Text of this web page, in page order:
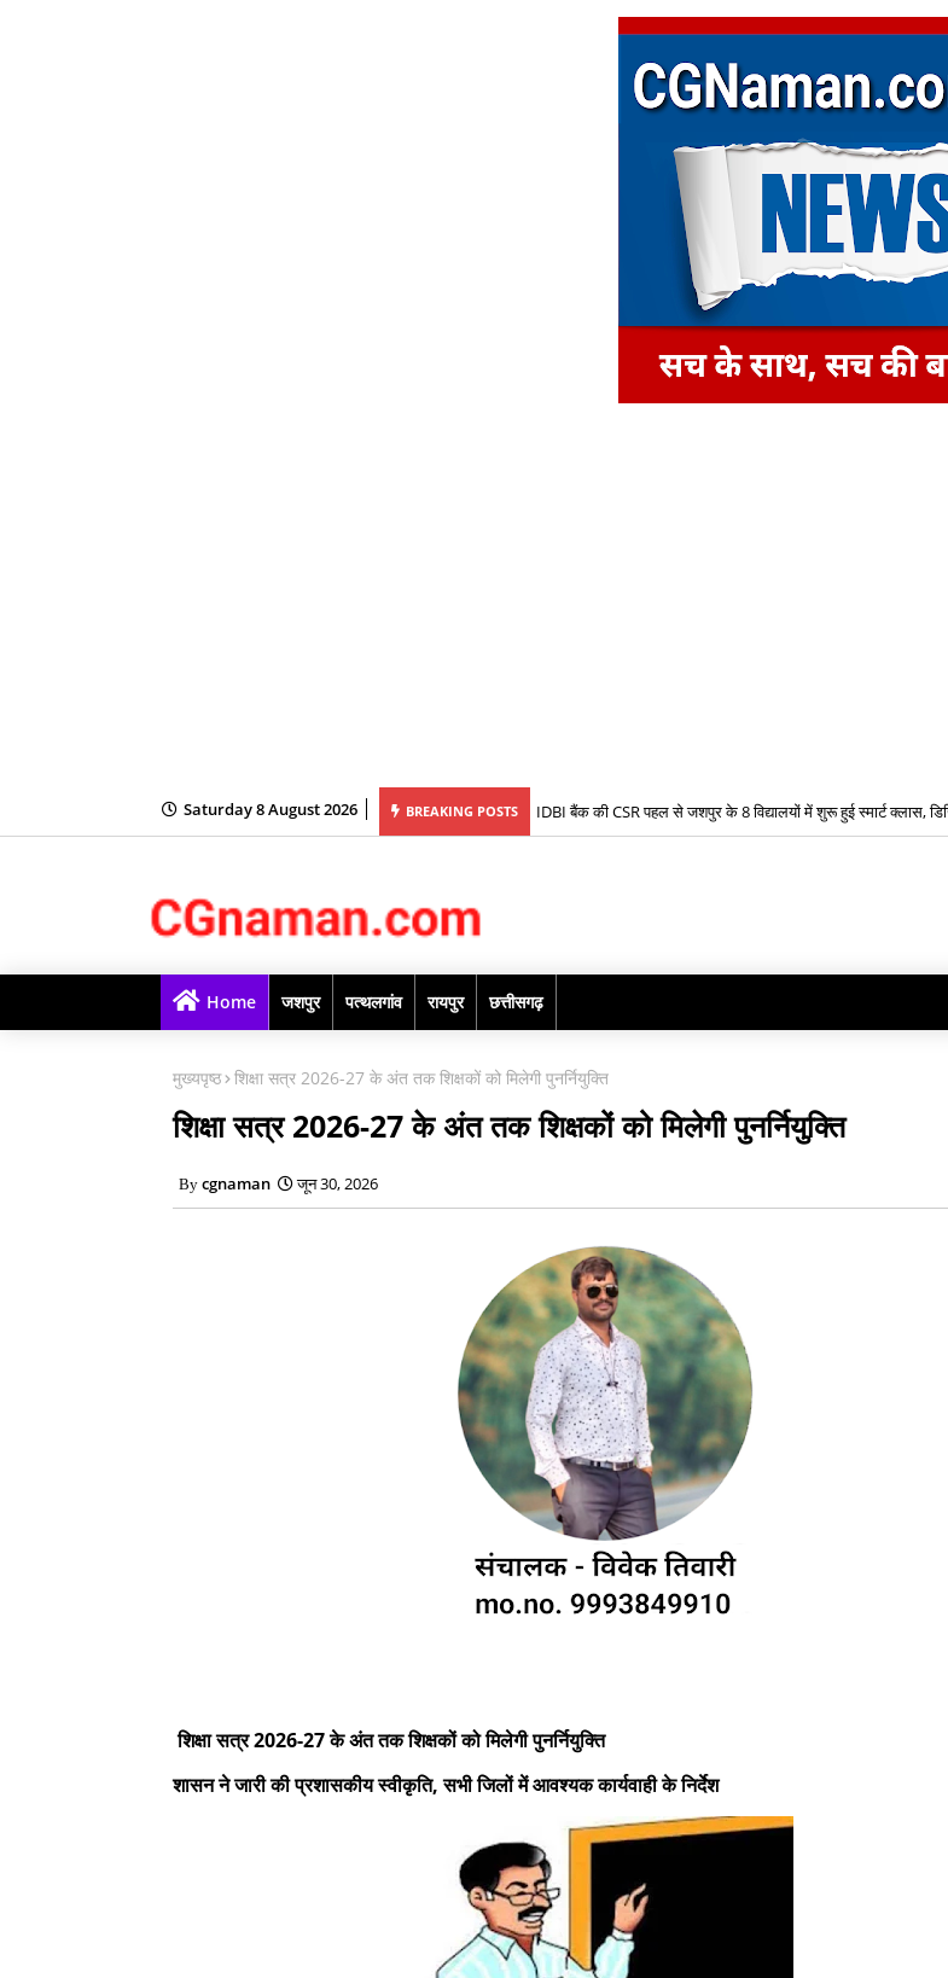
Saturday 8 August 2026 BREAKING POSTS
शीघ्रलेखन एवं कम्प्यूटर मुद्रलेखन कौशल परीक्षा IDBI बैंक की CSR पहल से जशपुर के 8 विद्यालयों में शुरू हुई स्मार्ट क्लास,
Home जशपुर पत्थलगांव रायपुर छत्तीसगढ़
मुख्यपृष्ठ शिक्षा सत्र 2026-27 के अंत तक शिक्षकों को मिलेगी पुनर्नियुक्ति
शिक्षा सत्र 2026-27 के अंत तक शिक्षकों को मिलेगी पुनर्नियुक्ति
cgnaman जून 30, 2026
शिक्षा सत्र 2026-27 के अंत तक शिक्षकों को मिलेगी पुनर्नियुक्ति
शासन ने जारी की प्रशासकीय स्वीकृति, सभी जिलों में आवश्यक कार्यवाही के निर्देश